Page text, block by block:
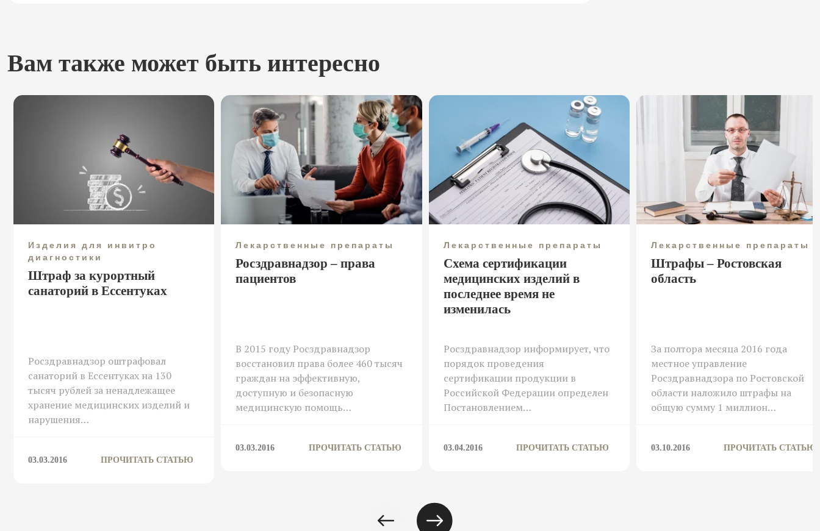
Вам также может быть интересно
Изделия для инвитро
диагностики
Штраф за курортный
санаторий в Ессентуках
Росздравнадзор оштрафовал
санаторий в Ессентуках на 130
тысяч рублей за ненадлежащее
хранение медицинских изделий и
нарушения…
03.03.2016 ПРОЧИТАТЬ СТАТЬЮ
Лекарственные препараты
Росздравнадзор – права
пациентов
В 2015 году Росздравнадзор
восстановил права более 460 тысяч
граждан на эффективную,
доступную и безопасную
медицинскую помощь…
03.03.2016 ПРОЧИТАТЬ СТАТЬЮ
Лекарственные препараты
Схема сертификации
медицинских изделий в
последнее время не
изменилась
Росздравнадзор информирует, что
порядок проведения
сертификации продукции в
Российской Федерации определен
Постановлением…
03.04.2016 ПРОЧИТАТЬ СТАТЬЮ
Лекарственные препараты
Штрафы – Ростовская
область
За полтора месяца 2016 года
местное управление
Росздравнадзора по Ростовской
области наложило штрафы на
общую сумму 1 миллион…
03.10.2016 ПРОЧИТАТЬ СТАТЬЮ